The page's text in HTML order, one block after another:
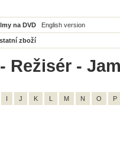
na DVD English version
zboží
Režisér -
I J K L M N O P